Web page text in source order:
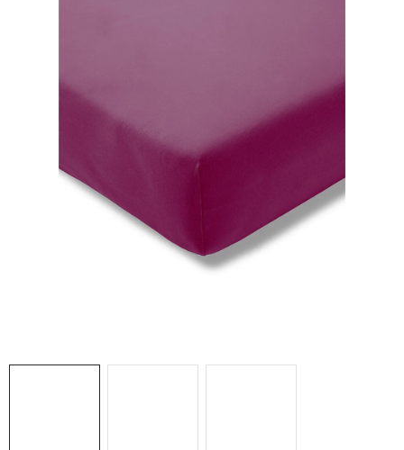
DIZAJNÉRI
Doprava
Kontakt
Podmienky ochrany osobných údajov
Reklamačný poriadok